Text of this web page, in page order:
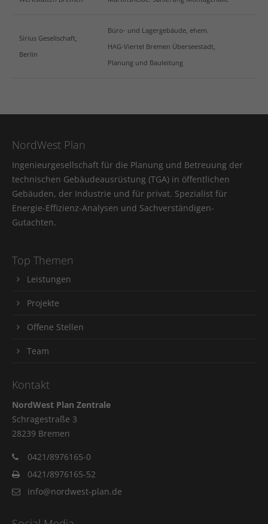
Sirius Gesellschaft,
Berlin
Büro- und Lagergebäude, ehem.
HAG-Viertel Bremen Überseestadt,
Planung und Bauleitung
NordWest Plan
Ingenieurgesellschaft für die Planung und Betreuung der
technischen Gebäudeausrüstung (TGA) in öffentlichen
Gebäuden, der Industrie und für privat. Spezialist für
Energie-Effizienz-Analysen und Sachverständigen-
Gutachten.
Top Themen
Leistungen
Projekte
Offene Stellen
Team
Kontakt
NordWest Plan Zentrale
Schragestraße 3
28239 Bremen
0421/8976165-0
0421/8976165-52
info@nordwest-plan.de